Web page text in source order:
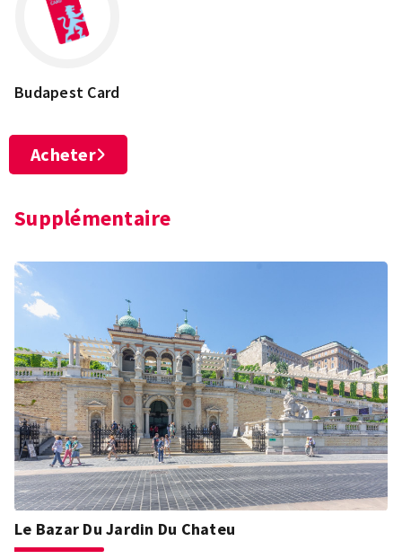
Budapest Card
Acheter
Supplémentaire
Le Bazar Du Jardin Du Chateu